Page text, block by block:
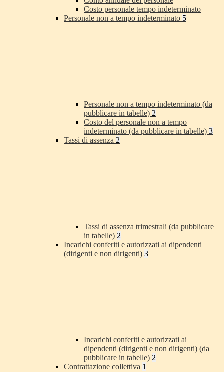
Costo personale tempo indeterminato
Personale non a tempo indeterminato 5
Personale non a tempo indeterminato (da
pubblicare in tabelle) 2
Costo del personale non a tempo
indeterminato (da pubblicare in tabelle) 3
Tassi di assenza 2
Tassi di assenza trimestrali (da pubblicare
in tabelle) 2
Incarichi conferiti e autorizzati ai dipendenti
(dirigenti e non dirigenti) 3
Incarichi conferiti e autorizzati ai
dipendenti (dirigenti e non dirigenti) (da
pubblicare in tabelle) 2
Contrattazione collettiva 1